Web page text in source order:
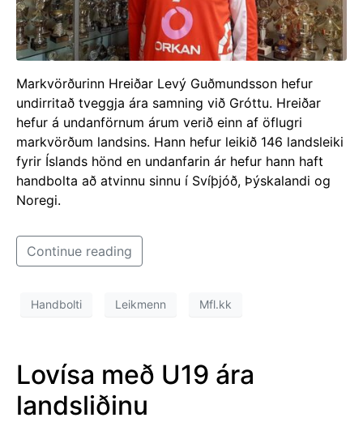
Markvörðurinn Hreiðar Levý Guðmundsson hefur
undirritað tveggja ára samning við Gróttu. Hreiðar
hefur á undanförnum árum verið einn af öflugri
markvörðum landsins. Hann hefur leikið 146 landsleiki
fyrir Íslands hönd en undanfarin ár hefur hann haft
handbolta að atvinnu sinnu í Svíþjóð, Þýskalandi og
Noregi.
Continue reading
Handbolti Leikmenn Mfl.kk
Lovísa með U19 ára
landsliðinu